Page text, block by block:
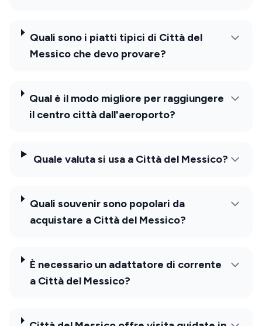
Quali sono i piatti tipici di Città del
Messico che devo provare?
Qual è il modo migliore per raggiungere
il centro città dall'aeroporto?
Quale valuta si usa a Città del Messico?
Quali souvenir sono popolari da
acquistare a Città del Messico?
È necessario un adattatore di corrente
a Città del Messico?